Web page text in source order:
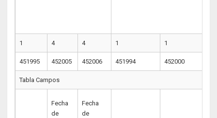
1 4 4 1 1
451995 452005 452006 451994 452000
Tabla Campos
Fecha
de
Fecha
de